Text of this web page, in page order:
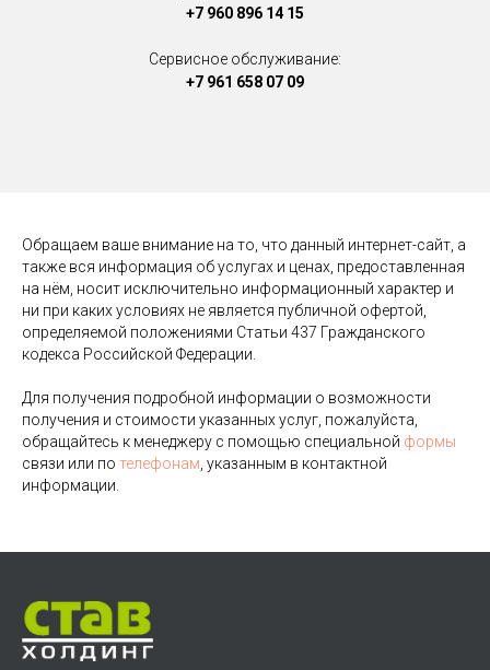
+7 960 896 14 15
Сервисное обслуживание:
+7 961 658 07 09
Обращаем ваше внимание на то, что данный интернет-сайт, а
также вся информация об услугах и ценах, предоставленная
на нём, носит исключительно информационный характер и
ни при каких условиях не является публичной офертой,
определяемой положениями Статьи 437 Гражданского
кодекса Российской Федерации.
Для получения подробной информации о возможности
получения и стоимости указанных услуг, пожалуйста,
обращайтесь к менеджеру с помощью специальной формы
связи или по телефонам , указанным в контактной
информации.